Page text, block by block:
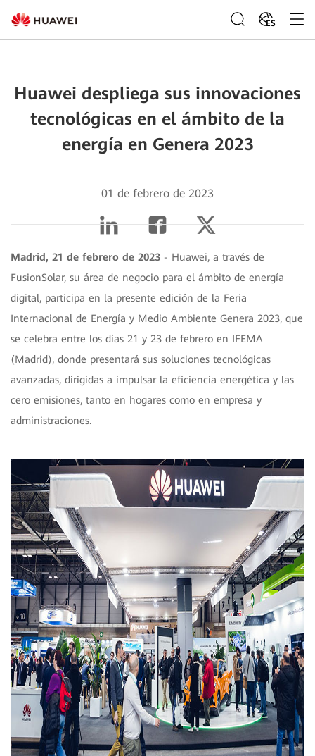
ES
Huawei despliega sus innovaciones
tecnológicas en el ámbito de la
energía en Genera 2023
01 de febrero de 2023
Madrid, 21 de febrero de 2023 - Huawei, a través de
FusionSolar, su área de negocio para el ámbito de energía
digital, participa en la presente edición de la Feria
Internacional de Energía y Medio Ambiente Genera 2023, que
se celebra entre los días 21 y 23 de febrero en IFEMA
(Madrid), donde presentará sus soluciones tecnológicas
avanzadas, dirigidas a impulsar la eficiencia energética y las
cero emisiones, tanto en hogares como en empresa y
administraciones.